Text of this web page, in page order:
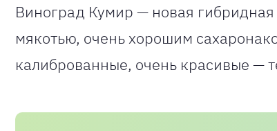
Виноград Кумир — новая
мякотью, очень хорошим
калиброванные, очень красивые —